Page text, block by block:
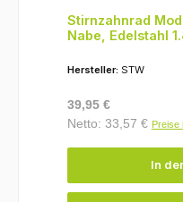
Stirnzahnrad
Nabe, Edelstahl
Hersteller: STW
Regulärer Preis:
39,95 €
Netto: 33,57 € Preise
In